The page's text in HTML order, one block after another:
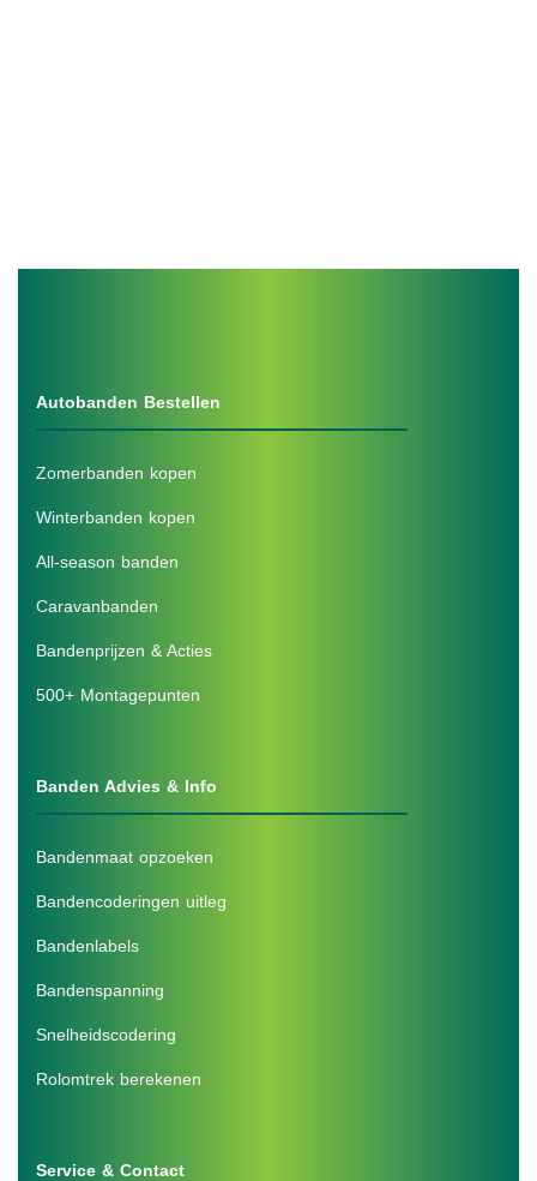
Autobanden Bestellen
Zomerbanden kopen
Winterbanden kopen
All-season banden
Caravanbanden
Bandenprijzen & Acties
500+ Montagepunten
Banden Advies & Info
Bandenmaat opzoeken
Bandencoderingen uitleg
Bandenlabels
Bandenspanning
Snelheidscodering
Rolomtrek berekenen
Service & Contact